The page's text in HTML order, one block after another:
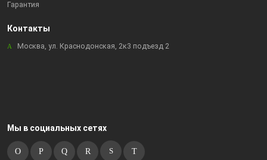
Гарантия
Контакты
Москва, ул. Краснодонская, 2к3 подъезд 2
Мы в социальных сетях